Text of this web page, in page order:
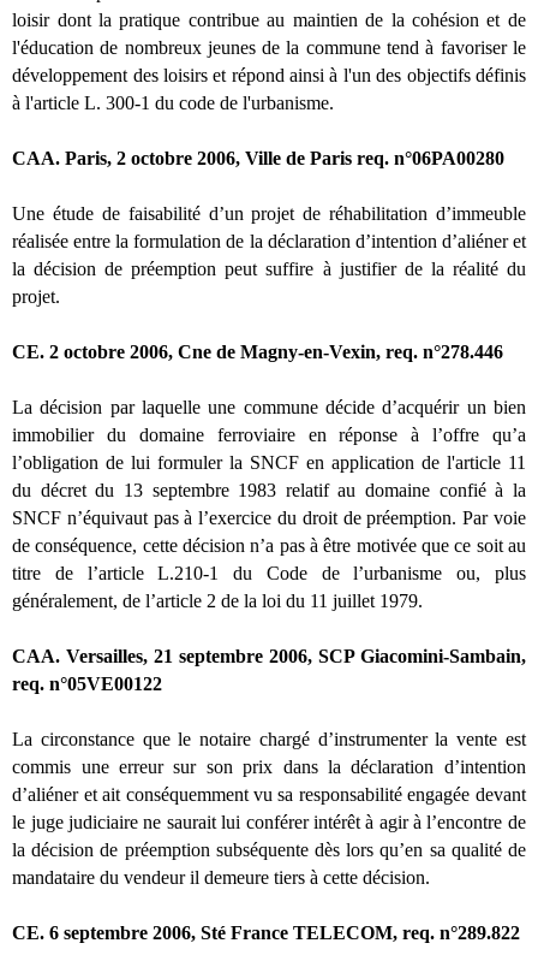
loisir dont la pratique contribue au maintien de la cohésion et de
l'éducation de nombreux jeunes de la commune tend à favoriser le
développement des loisirs et répond ainsi à l'un des objectifs définis
à l'article L. 300-1 du code de l'urbanisme.
CAA. Paris, 2 octobre 2006, Ville de Paris req. n°06PA00280
Une étude de faisabilité d’un projet de réhabilitation d’immeuble
réalisée entre la formulation de la déclaration d’intention d’aliéner et
la décision de préemption peut suffire à justifier de la réalité du
projet.
CE. 2 octobre 2006, Cne de Magny-en-Vexin, req. n°278.446
La décision par laquelle une commune décide d’acquérir un bien
immobilier du domaine ferroviaire en réponse à l’offre qu’a
l’obligation de lui formuler la SNCF en application de l'article 11
du décret du 13 septembre 1983 relatif au domaine confié à la
SNCF n’équivaut pas à l’exercice du droit de préemption. Par voie
de conséquence, cette décision n’a pas à être motivée que ce soit au
titre de l’article L.210-1 du Code de l’urbanisme ou, plus
généralement, de l’article 2 de la loi du 11 juillet 1979.
CAA. Versailles, 21 septembre 2006, SCP Giacomini-Sambain,
req. n°05VE00122
La circonstance que le notaire chargé d’instrumenter la vente est
commis une erreur sur son prix dans la déclaration d’intention
d’aliéner et ait conséquemment vu sa responsabilité engagée devant
le juge judiciaire ne saurait lui conférer intérêt à agir à l’encontre de
la décision de préemption subséquente dès lors qu’en sa qualité de
mandataire du vendeur il demeure tiers à cette décision.
CE. 6 septembre 2006, Sté France TELECOM, req. n°289.822